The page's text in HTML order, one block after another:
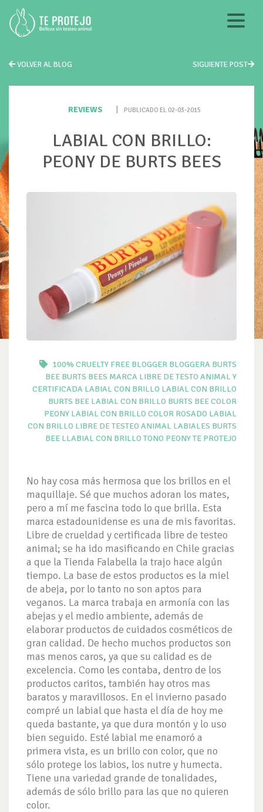
VOLVER AL BLOG SIGUIENTE POST
REVIEWS PUBLICADO EL 02-03-2015
LABIAL CON BRILLO:
PEONY DE BURTS BEES
100% CRUELTY FREE BLOGGER BLOGGERA BURTS
BEE BURTS BEES MARCA LIBRE DE TESTO ANIMAL Y
CERTIFICADA LABIAL CON BRILLO LABIAL CON BRILLO
BURTS BEE LABIAL CON BRILLO BURTS BEE COLOR
PEONY LABIAL CON BRILLO COLOR ROSADO LABIAL
CON BRILLO LIBRE DE TESTEO ANIMAL LABIALES BURTS
BEE LLABIAL CON BRILLO TONO PEONYTE PROTEJO
No hay cosa más hermosa que los brillos en el
maquillaje. Sé que muchos adoran los mates,
pero a mí me fascina todo lo que brilla. Esta
marca estadounidense es una de mis favoritas.
Libre de crueldad y certificada libre de testeo
animal; se ha ido masificando en Chile gracias
a que la Tienda Falabella la trajo hace algún
tiempo. La base de estos productos es la miel
de abeja, por lo tanto no son aptos para
veganos. La marca trabaja en armonía con las
abejas y el medio ambiente, además de
elaborar productos de cuidados cosméticos de
gran calidad. De hecho muchos productos son
mas menos caros, ya que su calidad es de
excelencia. Como les contaba, dentro de los
productos caritos, también hay otros mas
baratos y maravillosos. En el invierno pasado
compré un labial que hasta el día de hoy me
queda bastante, ya que dura montón y lo uso
bien seguido. Esté labial me enamoró a
primera vista, es un brillo con color, que no
sólo protege los labios, los nutre y humecta.
Tiene una variedad grande de tonalidades,
además de sólo brillo para las que no quieren
color.